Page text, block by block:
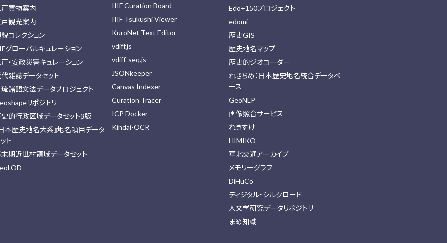
戸買物案内
戸観光案内
コレクション
グローバルキュレーション
・安政災害キュレーション
雑誌データセット
諸語文法データプロジェクト
リポジトリ
的行政区域データセットβ版
本歴史地名大系』地名項目データ
ト
期近世村領域データセット
IIIF Curation Board
IIIF Tsukushi Viewer
KuroNet Text Editor
vdiff.js
vdiff-seq.js
JSONkeeper
Canvas Indexer
Curation Tracer
ICP Docker
Kindai-OCR
Edo+150プロジェクト
edomi
歴史GIS
歴史地名マップ
歴史的ジオコーダー
れきちめ：日本歴史地名統合データベ
ース
GeoNLP
画像照合サービス
れきすけ
HIMIKO
華北交通アーカイブ
メモリーグラフ
DiHuCo
ディジタル・シルクロード
人文学研究データリポジトリ
まめ知識